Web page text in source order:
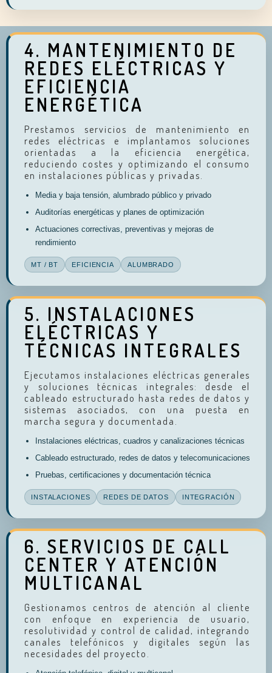
4. MANTENIMIENTO DE
REDES ELÉCTRICAS Y
EFICIENCIA
ENERGÉTICA
Prestamos servicios de mantenimiento en
redes eléctricas e implantamos soluciones
orientadas a la eficiencia energética,
reduciendo costes y optimizando el consumo
en instalaciones públicas y privadas.
Media y baja tensión, alumbrado público y privado
Auditorías energéticas y planes de optimización
Actuaciones correctivas, preventivas y mejoras de
rendimiento
MT / BT EFICIENCIA ALUMBRADO
5. INSTALACIONES
ELÉCTRICAS Y
TÉCNICAS INTEGRALES
Ejecutamos instalaciones eléctricas generales
y soluciones técnicas integrales: desde el
cableado estructurado hasta redes de datos y
sistemas asociados, con una puesta en
marcha segura y documentada.
Instalaciones eléctricas, cuadros y canalizaciones técnicas
Cableado estructurado, redes de datos y telecomunicaciones
Pruebas, certificaciones y documentación técnica
INSTALACIONES REDES DE DATOS INTEGRACIÓN
6. SERVICIOS DE CALL
CENTER Y ATENCIÓN
MULTICANAL
Gestionamos centros de atención al cliente
con enfoque en experiencia de usuario,
resolutividad y control de calidad, integrando
canales telefónicos y digitales según las
necesidades del proyecto.